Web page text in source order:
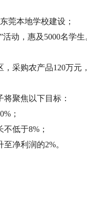
莞本地学校建设；
动，惠及5000名学生
采购农产品120万元
将聚焦以下目标：
；
低于8%；
净利润的2%。